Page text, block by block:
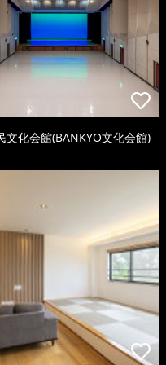
文化会館(BANKYO文化会館)